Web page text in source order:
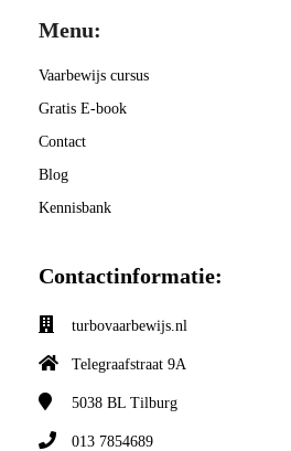
Menu:
Vaarbewijs cursus
Gratis E-book
Contact
Blog
Kennisbank
Contactinformatie:
turbovaarbewijs.nl
Telegraafstraat 9A
5038 BL Tilburg
013 7854689